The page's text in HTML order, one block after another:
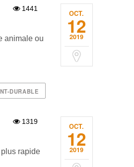
OCT.
12
2019
1441
animale ou
DURABLE
OCT.
12
2019
1319
rapide